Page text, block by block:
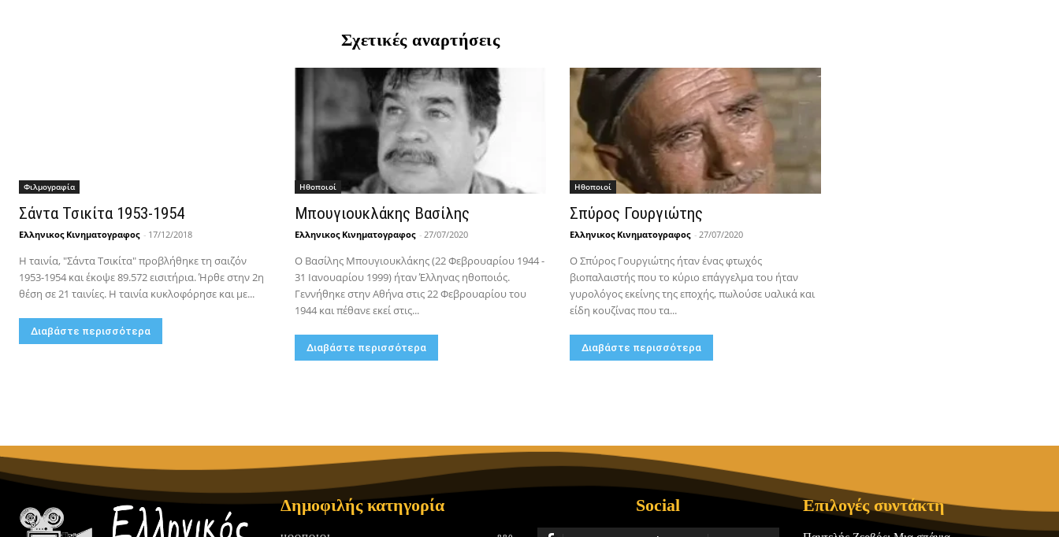
Σχετικές αναρτήσεις
Φιλμογραφία
Σάντα Τσικίτα 1953-1954
Ελληνικος Κινηματογραφος - 17/12/2018
Η ταινία, "Σάντα Τσικίτα" προβλήθηκε τη σαιζόν
1953-1954 και έκοψε 89.572 εισιτήρια. Ήρθε στην 2η
θέση σε 21 ταινίες. Η ταινία κυκλοφόρησε και με...
Διαβάστε περισσότερα
Hθοποιοί
Μπουγιουκλάκης Βασίλης
Ελληνικος Κινηματογραφος - 27/07/2020
Ο Βασίλης Μπουγιουκλάκης (22 Φεβρουαρίου 1944 -
31 Ιανουαρίου 1999) ήταν Έλληνας ηθοποιός.
Γεννήθηκε στην Αθήνα στις 22 Φεβρουαρίου του
1944 και πέθανε εκεί στις...
Διαβάστε περισσότερα
Hθοποιοί
Σπύρος Γουργιώτης
Ελληνικος Κινηματογραφος - 27/07/2020
Ο Σπύρος Γουργιώτης ήταν ένας φτωχός
βιοπαλαιστής που το κύριο επάγγελμα του ήταν
γυρολόγος εκείνης της εποχής, πωλούσε υαλικά και
είδη κουζίνας που τα...
Διαβάστε περισσότερα
Δημοφιλής κατηγορία Social Επιλογές συντάκτη